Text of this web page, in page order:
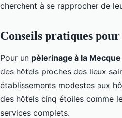
cherchent à se rapprocher de
Conseils pratiques pour
Pour un pèlerinage à la Mecque
des hôtels proches des lieux
établissements modestes aux
des hôtels cinq étoiles comme
services complets.